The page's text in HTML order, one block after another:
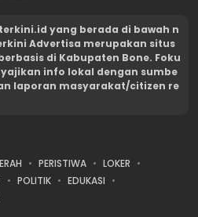
yang berada di bawah n
Advertisa merupakan situs
di Kabupaten Bone. Foku
info lokal dengan sumbe
laporan masyarakat/citizen re
PERISTIWA
LOKER
POLITIK
EDUKASI